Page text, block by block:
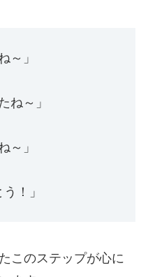
～」
ね～」
～」
！」
このステップが心に